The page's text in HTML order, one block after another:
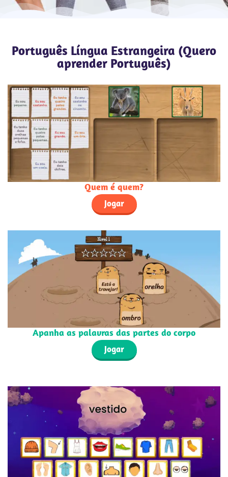
Português Língua Estrangeira (Quero
aprender Português)
Quem é quem?
Jogar
Apanha as palavras das partes do corpo
Jogar